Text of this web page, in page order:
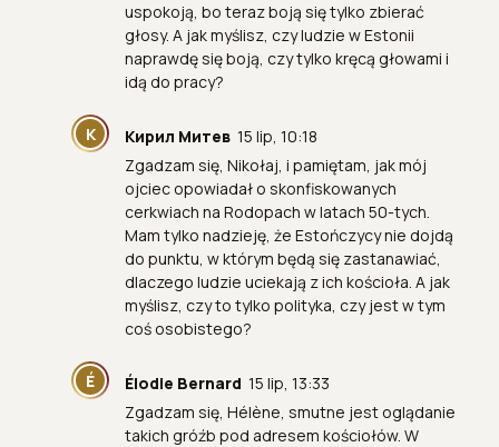
uspokoją, bo teraz boją się tylko zbierać
głosy. A jak myślisz, czy ludzie w Estonii
naprawdę się boją, czy tylko kręcą głowami i
idą do pracy?
К Кирил Митев 15 lip, 10:18
Zgadzam się, Nikołaj, i pamiętam, jak mój
ojciec opowiadał o skonfiskowanych
cerkwiach na Rodopach w latach 50-tych.
Mam tylko nadzieję, że Estończycy nie dojdą
do punktu, w którym będą się zastanawiać,
dlaczego ludzie uciekają z ich kościoła. A jak
myślisz, czy to tylko polityka, czy jest w tym
coś osobistego?
É Élodie Bernard 15 lip, 13:33
Zgadzam się, Hélène, smutne jest oglądanie
takich gróźb pod adresem kościołów. W